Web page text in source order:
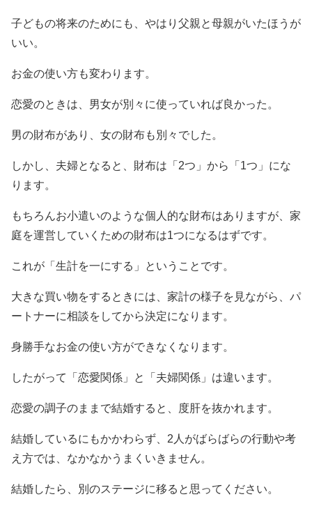
子どもの将来のためにも、やはり父親と母親がいたほうが
いい。
お金の使い方も変わります。
恋愛のときは、男女が別々に使っていれば良かった。
男の財布があり、女の財布も別々でした。
しかし、夫婦となると、財布は「2つ」から「1つ」にな
ります。
もちろんお小遣いのような個人的な財布はありますが、家
庭を運営していくための財布は1つになるはずです。
これが「生計を一にする」ということです。
大きな買い物をするときには、家計の様子を見ながら、パ
ートナーに相談をしてから決定になります。
身勝手なお金の使い方ができなくなります。
したがって「恋愛関係」と「夫婦関係」は違います。
恋愛の調子のままで結婚すると、度肝を抜かれます。
結婚しているにもかかわらず、2人がばらばらの行動や考
え方では、なかなかうまくいきません。
結婚したら、別のステージに移ると思ってください。